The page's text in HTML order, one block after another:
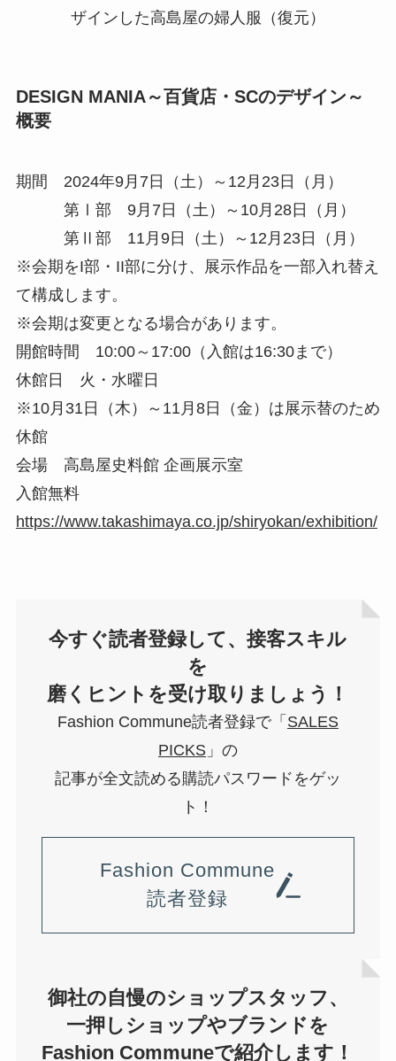
ザインした高島屋の婦人服（復元）
DESIGN MANIA～百貨店・SCのデザイン～
概要
期間 2024年9月7日（土）～12月23日（月）
第Ⅰ部 9月7日（土）～10月28日（月）
第Ⅱ部 11月9日（土）～12月23日（月）
※会期をI部・II部に分け、展示作品を一部入れ替え
て構成します。
※会期は変更となる場合があります。
開館時間 10:00～17:00（入館は16:30まで）
休館日 火・水曜日
※10月31日（木）～11月8日（金）は展示替のため
休館
会場 高島屋史料館 企画展示室
入館無料
https://www.takashimaya.co.jp/shiryokan/exhibition/
今すぐ読者登録して、接客スキル
を
磨くヒントを受け取りましょう！
Fashion Commune読者登録で「 SALES
PICKS」の
記事が全文読める購読パスワードをゲッ
ト！
Fashion Commune
読者登録
御社の自慢のショップスタッフ、
一押しショップやブランドを
Fashion Communeで紹介します！